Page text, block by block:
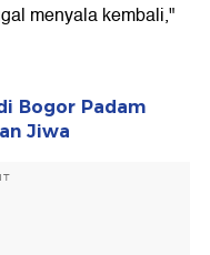
menyala kembali,"
Bogor Padam
Jiwa